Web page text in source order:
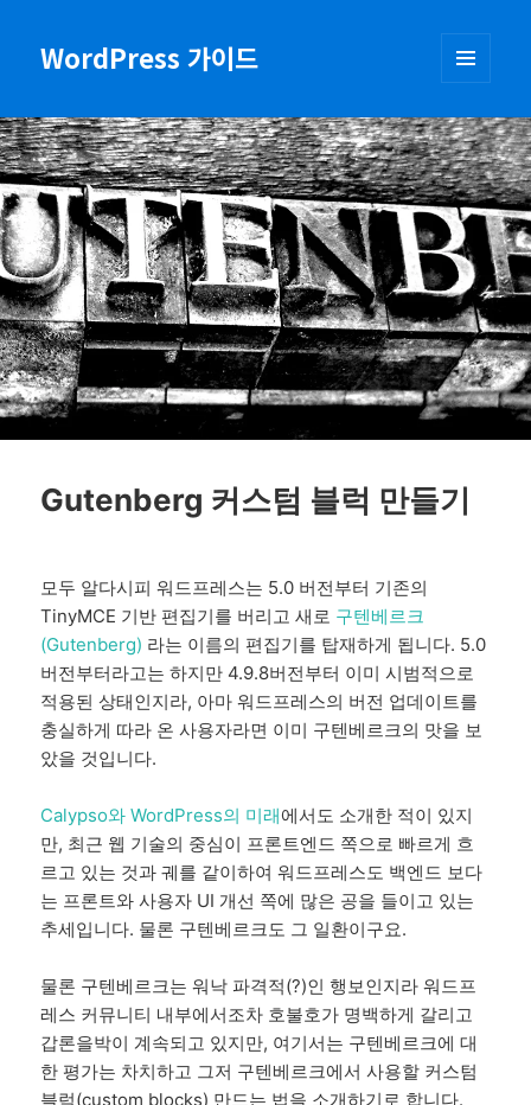
WordPress 가이드
Gutenberg 커스텀 블럭 만들기
모두 알다시피 워드프레스는 5.0 버전부터 기존의
TinyMCE 기반 편집기를 버리고 새로 구텐베르크
(Gutenberg) 라는 이름의 편집기를 탑재하게 됩니다. 5.0
버전부터라고는 하지만 4.9.8버전부터 이미 시범적으로
적용된 상태인지라, 아마 워드프레스의 버전 업데이트를
충실하게 따라 온 사용자라면 이미 구텐베르크의 맛을 보
았을 것입니다.
Calypso와 WordPress의 미래에서도 소개한 적이 있지
만, 최근 웹 기술의 중심이 프론트엔드 쪽으로 빠르게 흐
르고 있는 것과 궤를 같이하여 워드프레스도 백엔드 보다
는 프론트와 사용자 UI 개선 쪽에 많은 공을 들이고 있는
추세입니다. 물론 구텐베르크도 그 일환이구요.
물론 구텐베르크는 워낙 파격적(?)인 행보인지라 워드프
레스 커뮤니티 내부에서조차 호불호가 명백하게 갈리고
갑론을박이 계속되고 있지만, 여기서는 구텐베르크에 대
한 평가는 차치하고 그저 구텐베르크에서 사용할 커스텀
블럭(custom blocks) 만드는 법을 소개하기로 합니다.